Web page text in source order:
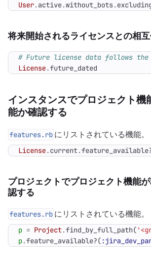
User.active.without_bots.
将来開始されるライセンスとの相互
# Future license data follows
License.future_dated
インスタンスでプロジェクト機
能か確認する
features.rb にリストされている機能。
License.current.
プロジェクトでプロジェクト機能
認する
features.rb にリストされている機能。
p = Project.find_by_full_path(
p.feature_available?(